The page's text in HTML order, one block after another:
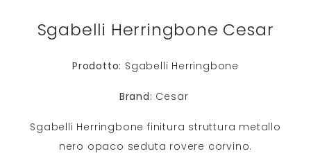
Sgabelli Herringbone Cesar
Prodotto: Sgabelli Herringbone
Brand: Cesar
Sgabelli Herringbone finitura struttura metallo
nero opaco seduta rovere corvino.